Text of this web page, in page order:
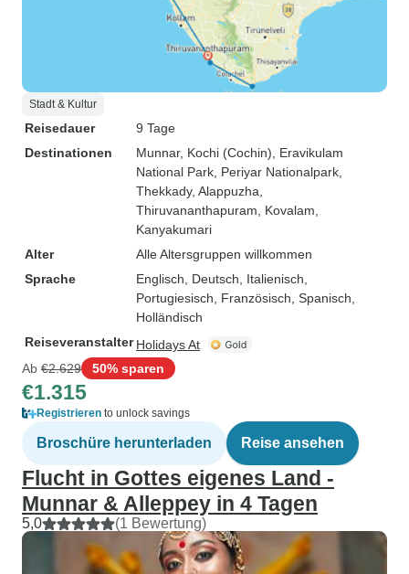
Stadt & Kultur
Reisedauer
9 Tage
Destinationen
Munnar, Kochi (Cochin) , Eravikulam
National Park , Periyar Nationalpark
Thekkady, Alappuzha
Thiruvananthapuram , Kovalam
Kanyakumari
Alter
Alle Altersgruppen willkommen
Sprache
Englisch, Deutsch, Italienisch,
Portugiesisch, Französisch, Spanisch,
Holländisch
Reiseveranstalter Holidays At
Ab €2.629 50% sparen
€1.315
Registrieren to unlock savings
Broschüre herunterladen Reise ansehen
Flucht in Gottes eigenes Land -
Munnar & Alleppey in 4 Tagen
5,0 (1 Bewertung)